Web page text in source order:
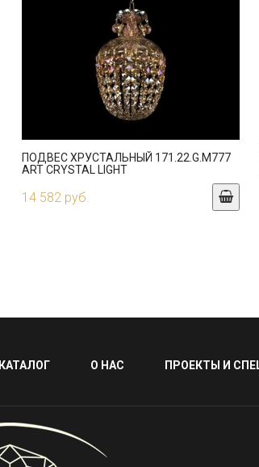
ПОДВЕС ХРУСТАЛЬНЫЙ 171.22.G.M777
ART CRYSTAL LIGHT
14 582 руб.
КАТАЛОГ О НАС ПРОЕКТЫ И